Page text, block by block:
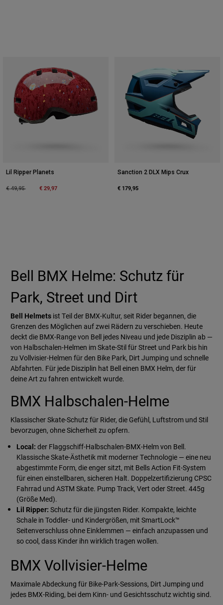
Lil Ripper Planets
Price reduced from
€ 49,95to € 29,97
Sanction 2 DLX Mips Crux
€ 179,95
Bell BMX Helme: Schutz für
Park, Street und Dirt
Bell Helmets ist Teil der BMX-Kultur, seit Rider begannen, die
Grenzen des Möglichen auf zwei Rädern zu verschieben. Heute
deckt die BMX-Range von Bell jedes Niveau und jede Disziplin ab —
von Halbschalen-Helmen im Skate-Stil für Street und Park bis hin
zu Vollvisier-Helmen für den Bike Park, Dirt Jumping und schnelle
Abfahrten. Für jede Disziplin hat Bell einen BMX Helm, der für
deine Art zu fahren entwickelt wurde.
BMX Halbschalen-Helme
Klassischer Skate-Schutz für Rider, die Gefühl, Luftstrom und Stil
bevorzugen, ohne Sicherheit zu opfern.
Local: der Flaggschiff-Halbschalen-BMX-Helm von Bell.
Klassische Skate-Ästhetik mit moderner Technologie — eine neu
abgestimmte Form, die enger sitzt, mit Bells Action Fit-System
für einen einstellbaren, sicheren Halt. Doppelzertifizierung CPSC
Fahrrad und ASTM Skate. Pump Track, Vert oder Street. 445g
(Größe Med).
Lil Ripper: Schutz für die jüngsten Rider. Kompakte, leichte
Schale in Toddler- und Kindergrößen, mit SmartLock™
Seitenverschluss ohne Einklemmen — einfach anzupassen und
so cool, dass Kinder ihn wirklich tragen wollen.
BMX Vollvisier-Helme
Maximale Abdeckung für Bike-Park-Sessions, Dirt Jumping und
jedes BMX-Riding, bei dem Kinn- und Gesichtsschutz wichtig sind.